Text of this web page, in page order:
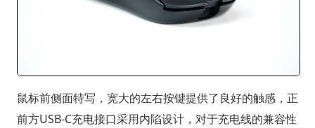
鼠标前侧面特写，宽大的左右按键提供了良好的触感，正
前方USB-C充电接口采用内陷设计，对于充电线的兼容性